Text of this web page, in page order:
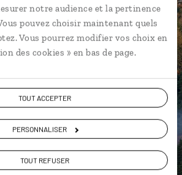
notre audience et la pertinence
pouvez choisir maintenant quels
Vous pourrez modifier vos choix en
des cookies » en bas de page.
TOUT ACCEPTER
PERSONNALISER
TOUT REFUSER
de voyage
?
Château de Dunstaffnage
Ben Nevis Callander Cawdor
Château d'Edimbourg